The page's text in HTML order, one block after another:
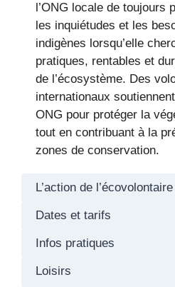
l’ONG locale de toujours
les inquiétudes et les
indigènes lorsqu’elle
pratiques, rentables et
de l’écosystème. Des
internationaux
ONG pour protéger la
tout en contribuant à la
zones de conservation.
L’action de l’écovolontaire
Dates et tarifs
Infos pratiques
Loisirs